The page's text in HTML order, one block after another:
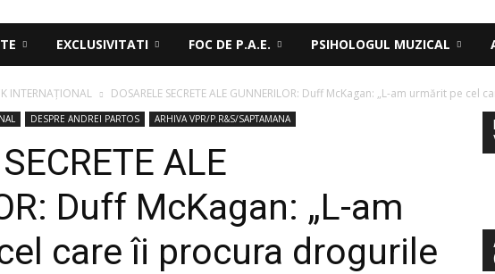
EXCLUSIVITATI FOC DE P.A.E. PSIHOLOGUL MUZICAL
INTERNAȚIONAL DOSARELE SECRETE ALE GUNNERILOR: Duff McKagan: „L-am urmărit pe cel
DESPRE ANDREI PARTOS ARHIVA VPR/P.R&S/SAPTAMANA
ALE
Duff McKagan: „L-am
care îi procura drogurile